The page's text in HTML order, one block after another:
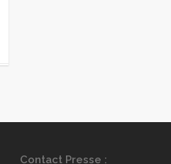
Contact Presse :